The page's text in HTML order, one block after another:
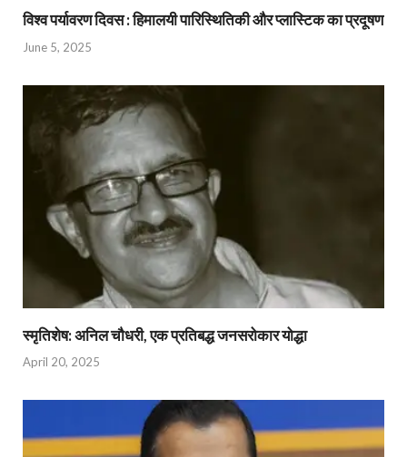
विश्व पर्यावरण दिवस : हिमालयी पारिस्थितिकी और प्लास्टिक का प्रदूषण
June 5, 2025
स्मृतिशेष: अनिल चौधरी, एक प्रतिबद्ध जनसरोकार योद्धा​
April 20, 2025